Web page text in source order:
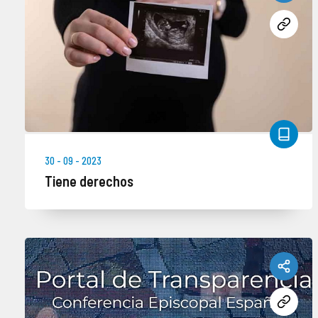
30 - 09 - 2023
Tiene derechos
Enlace de interés